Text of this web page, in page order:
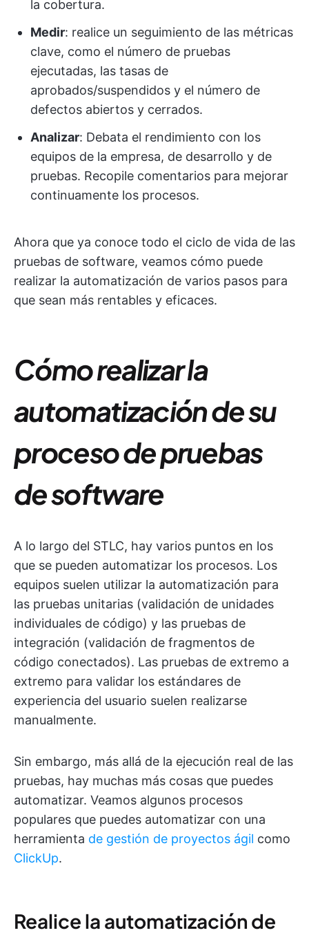
la cobertura.
Medir: realice un seguimiento de las métricas
clave, como el número de pruebas
ejecutadas, las tasas de
aprobados/suspendidos y el número de
defectos abiertos y cerrados.
Analizar: Debata el rendimiento con los
equipos de la empresa, de desarrollo y de
pruebas. Recopile comentarios para mejorar
continuamente los procesos.
Ahora que ya conoce todo el ciclo de vida de las
pruebas de software, veamos cómo puede
realizar la automatización de varios pasos para
que sean más rentables y eficaces.
Cómo realizar la
automatización de su
proceso de pruebas
de software
A lo largo del STLC, hay varios puntos en los
que se pueden automatizar los procesos. Los
equipos suelen utilizar la automatización para
las pruebas unitarias (validación de unidades
individuales de código) y las pruebas de
integración (validación de fragmentos de
código conectados). Las pruebas de extremo a
extremo para validar los estándares de
experiencia del usuario suelen realizarse
manualmente.
Sin embargo, más allá de la ejecución real de las
pruebas, hay muchas más cosas que puedes
automatizar. Veamos algunos procesos
populares que puedes automatizar con una
herramienta de gestión de proyectos ágil como
ClickUp.
Realice la automatización de